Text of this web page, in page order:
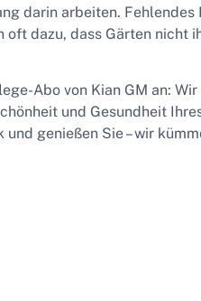
darin arbeiten. Fehlendes
dazu, dass Gärten nicht
Abo von Kian GM an:
und Gesundheit
genießen Sie – wir